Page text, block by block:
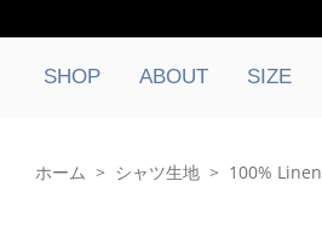
SHOP ABOUT SIZE
ホーム > シャツ生地 > 100% Linen